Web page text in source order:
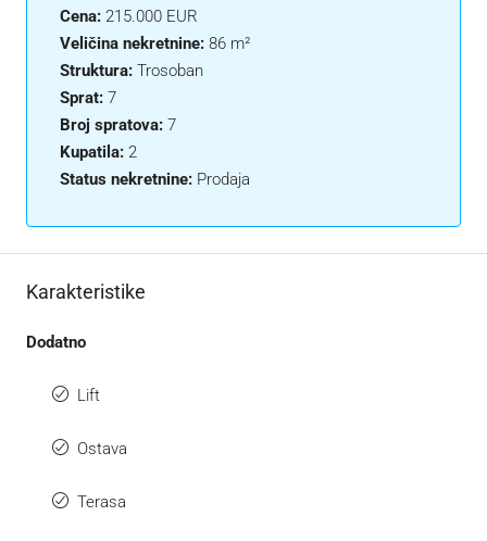
Cena: 215.000 EUR
Veličina nekretnine: 86 m²
Struktura: Trosoban
Sprat: 7
Broj spratova: 7
Kupatila: 2
Status nekretnine: Prodaja
Karakteristike
Dodatno
Lift
Ostava
Terasa